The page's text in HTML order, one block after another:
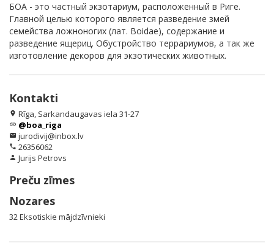
БОА - это частный экзотариум, расположенный в Риге.
Главной целью которого является разведение змей
семейства ложноногих (лат. Boidae), содержание и
разведение ящериц. Обустройство террариумов, а так же
изготовление декоров для экзотических животных.
Kontakti
location_on Rīga, Sarkandaugavas iela 31-27
link @boa_riga
email jurodivij@inbox.lv
phone 26356062
person Jurijs Petrovs
Preču zīmes
Nozares
32 Eksotiskie mājdzīvnieki